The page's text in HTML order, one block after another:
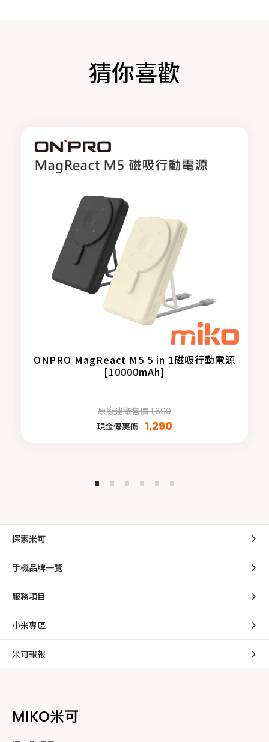
猜你喜歡
ONPRO MagReact M5 5 in 1磁吸行動電源
[10000mAh]
原廠建議售價 1,690
現金優惠價 1,290
探索米可
手機品牌一覽
服務項目
小米專區
米可報報
MIKO米可